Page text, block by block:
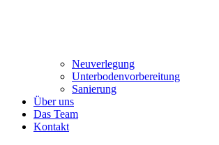
Neuverlegung
Unterbodenvorbereitung
Sanierung
Über uns
Das Team
Kontakt